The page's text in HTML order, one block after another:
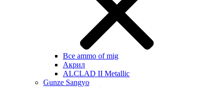
Все ammo of mig
Акрил
ALCLAD II Metallic
Gunze Sangyo